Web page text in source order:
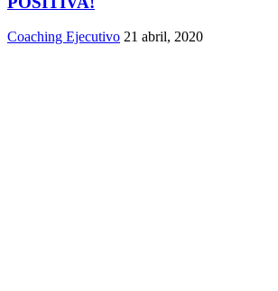
Coaching Ejecutivo 21 abril, 2020